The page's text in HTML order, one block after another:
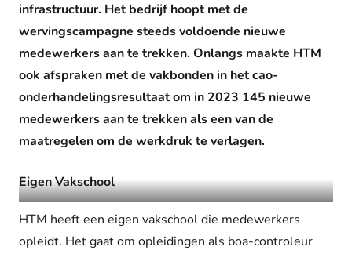
infrastructuur. Het bedrijf hoopt met de
wervingscampagne steeds voldoende nieuwe
medewerkers aan te trekken. Onlangs maakte HTM
ook afspraken met de vakbonden in het cao-
onderhandelingsresultaat om in 2023 145 nieuwe
medewerkers aan te trekken als een van de
maatregelen om de werkdruk te verlagen.
Eigen Vakschool
HTM heeft een eigen vakschool die medewerkers
opleidt. Het gaat om opleidingen als boa-controleur